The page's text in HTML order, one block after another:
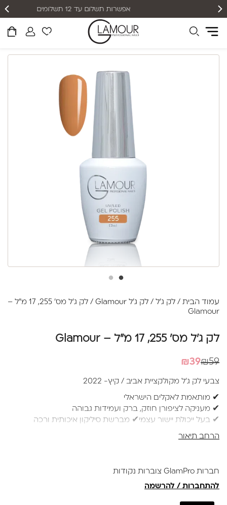
אפשרות תשלום עד 12 תשלומים
עמוד הבית / לק ג'ל / לק ג'ל Glamour
/ לק ג'ל מס' 255, 17 מ"ל –
Glamour
לק ג'ל מס' 255, 17 מ"ל – Glamour
₪59
המחיר
היה:
₪59.
₪39
המחיר
הוא:
₪39.
צבעי לק ג'ל מקולקציית אביב / קיץ- 2022
✔ מותאמת לאקלים הישראלי
✔ מעניקה לציפורן חוזק, ברק ועמידות גבוהה
✔ בעל ייכולת יישור עצמי✔ מברשת סיליקון איכותית ורכה
באישור משרד הבריאות
הרחב תיאור
חברות GlamPro צוברות נקודות
להתחברות / להרשמה